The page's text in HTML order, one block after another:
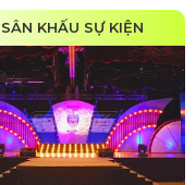
SÂN KHẤU SỰ KIỆN